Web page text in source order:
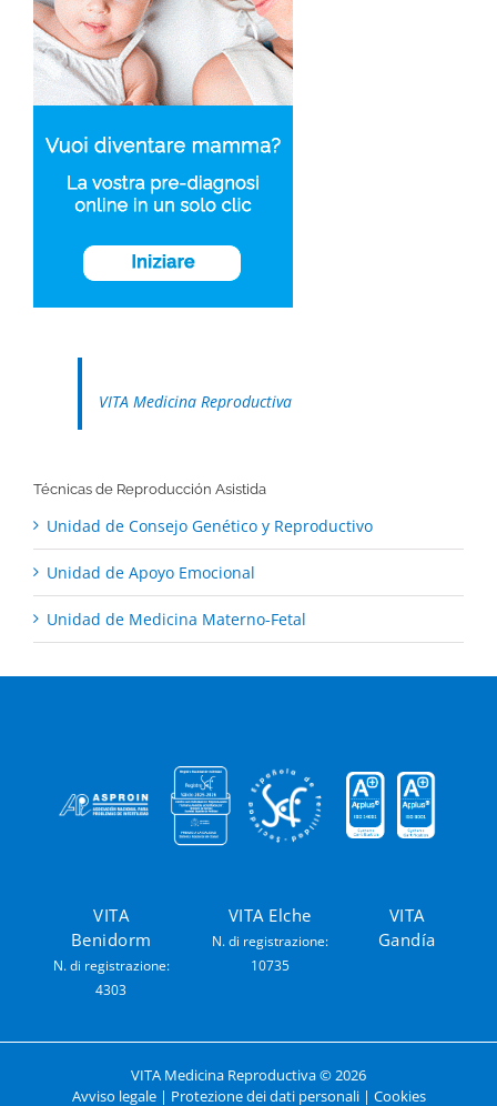
VITA Medicina Reproductiva
Técnicas de Reproducción Asistida
Unidad de Consejo Genético y Reproductivo
Unidad de Apoyo Emocional
Unidad de Medicina Materno-Fetal
VITA
Benidorm
N. di registrazione:
4303
VITA Elche
N. di registrazione:
10735
VITA
Gandía
VITA Medicina Reproductiva ©2026
Avviso legale| Protezione dei dati personali| Cookies